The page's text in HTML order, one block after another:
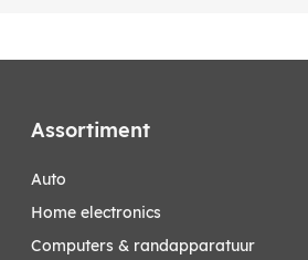
Assortiment
auto
home electronics
computers & randapparatuur